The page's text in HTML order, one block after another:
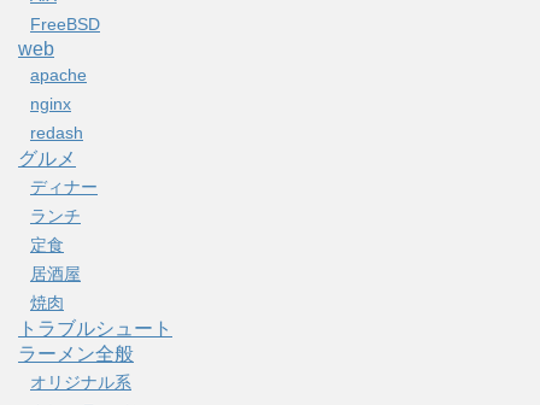
FreeBSD
web
apache
nginx
redash
グルメ
ディナー
ランチ
定食
居酒屋
焼肉
トラブルシュート
ラーメン全般
オリジナル系